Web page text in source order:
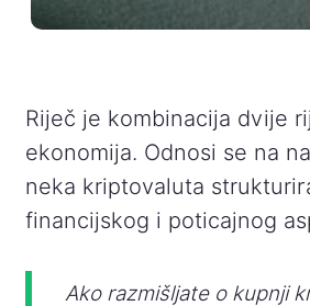
Riječ je kombinacija dvije
ekonomija. Odnosi se na
neka kriptovaluta
financijskog i poticajnog
Ako razmišljate o kupnji